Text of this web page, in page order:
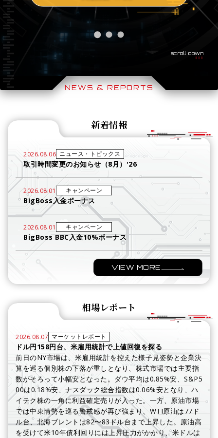
scroll down
NEWS & REPORTS
新着情報
2026.08.06 ニュース・トピックス
取引時間変更のお知らせ（8月）'26
2026.08.01 キャンペーン
BigBoss入金ボーナス
2026.08.01 キャンペーン
BigBoss BBC入金10%ボーナス
VIEW MORE
相場レポート
2026.08.07 マーケットレポート
ドル円158円台、米雇用統計で上値回復を探る
前日のNY市場は、米雇用統計を控えた様子見姿勢と企業決
算を巡る個別株の下落が重しとなり、株式市場では主要指
数がそろって小幅安となった。ダウ平均は0.85%安、S&P5
00は0.18%安、ナスダック総合指数は0.06%安となり、ハ
イテク株の一角に利益確定売りが入った。一方、原油市場
では中東情勢を巡る警戒感が再び強まり、WTI原油は77ド
ル台、北海ブレントは82〜83ドル台まで上昇した。原油高
を受けて米10年債利回りには上昇圧力がかかり、米ドルは